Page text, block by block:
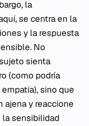
la
se centra en la
y la respuesta
No
sienta
(como podría
sino que
y reaccione
la sensibilidad